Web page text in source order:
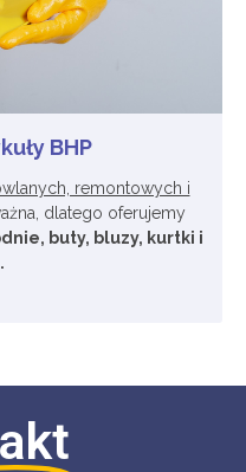
BHP
remontowych i
dlatego oferujemy
buty, bluzy, kurtki i